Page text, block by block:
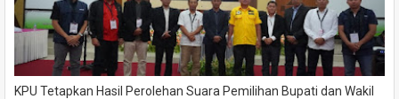
KPU Tetapkan Hasil Perolehan Suara Pemilihan Bupati dan Wakil